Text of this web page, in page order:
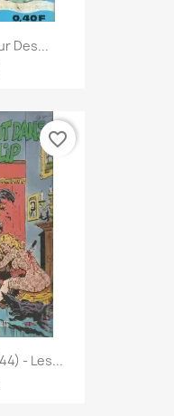
Des...
- Les...
favorite_border